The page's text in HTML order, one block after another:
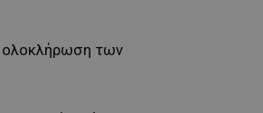
ολοκλήρωση των